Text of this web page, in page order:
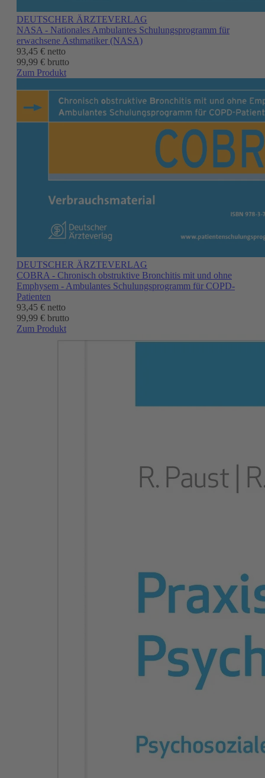
DEUTSCHER ÄRZTEVERLAG
NASA - Nationales Ambulantes Schulungsprogramm für
erwachsene Asthmatiker (NASA)
93,45 € netto
99,99 € brutto
Zum Produkt
DEUTSCHER ÄRZTEVERLAG
COBRA - Chronisch obstruktive Bronchitis mit und ohne
Emphysem - Ambulantes Schulungsprogramm für COPD-
Patienten
93,45 € netto
99,99 € brutto
Zum Produkt